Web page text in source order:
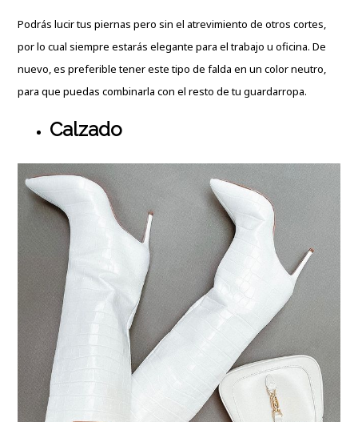
Podrás lucir tus piernas pero sin el atrevimiento de otros cortes,
por lo cual siempre estarás elegante para el trabajo u oficina. De
nuevo, es preferible tener este tipo de falda en un color neutro,
para que puedas combinarla con el resto de tu guardarropa.
Calzado